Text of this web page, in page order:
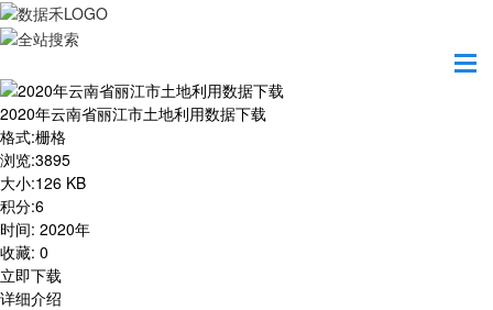
2020年云南省丽江市土地利用数据下载
格式:栅格
浏览:3895
大小:126 KB
积分:6
时间: 2020年
收藏: 0
立即下载
详细介绍